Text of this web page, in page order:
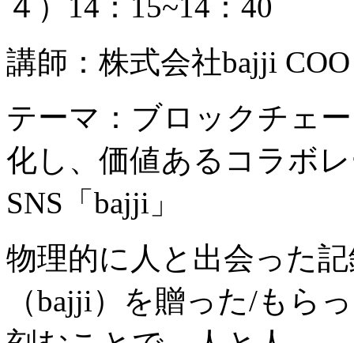
講師：株式会社bajji
テーマ：ブロックチェ
化し、価値あるコラボ
SNS「bajji」
物理的に人と出会った
（bajji）を贈った/もら